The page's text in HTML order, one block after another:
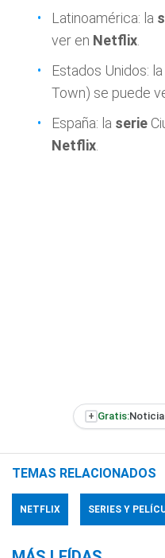
Latinoamérica: la
ver en Netflix
Estados Unidos: la
Town) se puede
España: la serie
Netflix
+ Gratis:
TEMAS RELACIONADOS
NETFLIX SERIES Y